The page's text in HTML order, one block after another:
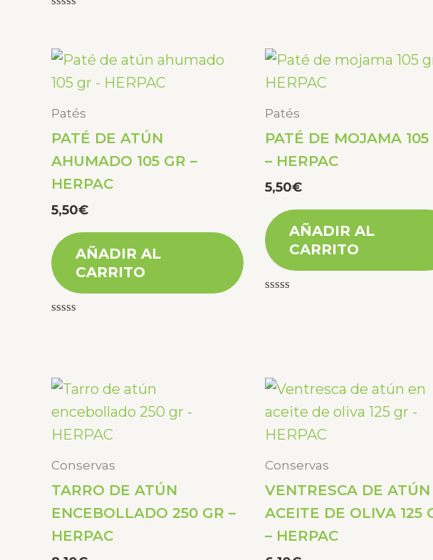
de
Patés
PATÉ DE ATÚN
AHUMADO 105 GR –
HERPAC
5,50€
AÑADIR AL
CARRITO
Patés
PATÉ DE MOJAMA 105
– HERPAC
5,50€
AÑADIR AL
CARRITO
Conservas
TARRO DE ATÚN
ENCEBOLLADO 250 GR –
HERPAC
Conservas
VENTRESCA DE ATÚN
ACEITE DE OLIVA 125
– HERPAC